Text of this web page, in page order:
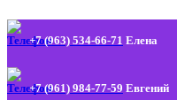
+7 (963) 534-66-71 Елена
+7 (961) 984-77-59 Евгений